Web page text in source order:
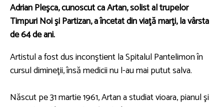
Adrian Pleşca, cunoscut ca Artan, solist al trupelor
Timpuri Noi şi Partizan, a încetat din viaţă marţi, la vârsta
de 64 de ani.
Artistul a fost dus inconştient la Spitalul Pantelimon în
cursul dimineţii, însă medicii nu l-au mai putut salva.
Născut pe 31 martie 1961, Artan a studiat vioara, pianul şi